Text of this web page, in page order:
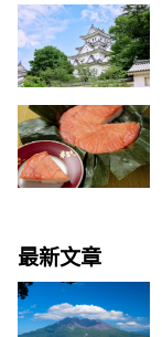
最新文章